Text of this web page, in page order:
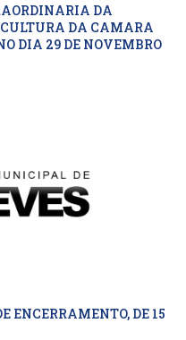
DA
CULTURA DA CAMARA
DIA 29 DE NOVEMBRO
ENCERRAMENTO, DE 15